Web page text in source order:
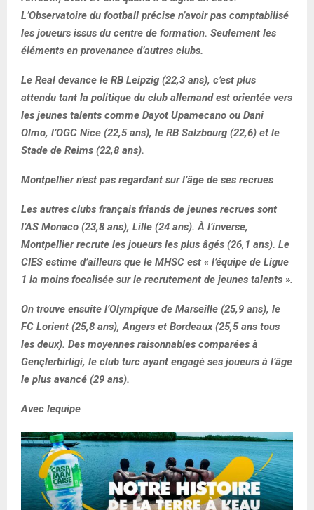
L’Observatoire du football précise n’avoir pas comptabilisé
les joueurs issus du centre de formation. Seulement les
éléments en provenance d’autres clubs.
Le Real devance le RB Leipzig (22,3 ans), c’est plus
attendu tant la politique du club allemand est orientée vers
les jeunes talents comme Dayot Upamecano ou Dani
Olmo, l’OGC Nice (22,5 ans), le RB Salzbourg (22,6) et le
Stade de Reims (22,8 ans).
Montpellier n’est pas regardant sur l’âge de ses recrues
Les autres clubs français friands de jeunes recrues sont
l’AS Monaco (23,8 ans), Lille (24 ans). À l’inverse,
Montpellier recrute les joueurs les plus âgés (26,1 ans). Le
CIES estime d’ailleurs que le MHSC est « l’équipe de Ligue
1 la moins focalisée sur le recrutement de jeunes talents ».
On trouve ensuite l’Olympique de Marseille (25,9 ans), le
FC Lorient (25,8 ans), Angers et Bordeaux (25,5 ans tous
les deux). Des moyennes raisonnables comparées à
Gençlerbirligi, le club turc ayant engagé ses joueurs à l’âge
le plus avancé (29 ans).
Avec lequipe